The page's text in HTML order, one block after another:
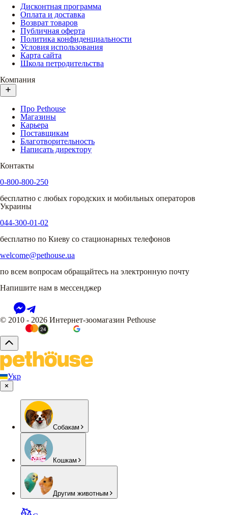
Дисконтная программа
Оплата и доставка
Возврат товаров
Публичная оферта
Политика конфиденциальности
Условия использования
Карта сайта
Школа петродительства
Компания
Про Pethouse
Магазины
Карьера
Поставщикам
Благотворительность
Написать директору
Контакты
0-800-800-250
бесплатно с любых городских и мобильных операторов
Украины
044-300-01-02
бесплатно по Киеву со стационарных телефонов
welcome@pethouse.ua
по всем вопросам обращайтесь на электронную почту
Напишите нам в мессенджер
© 2010 - 2026 Интернет-зоомагазин Pethouse
Укр
Собакам
Кошкам
Другим животным